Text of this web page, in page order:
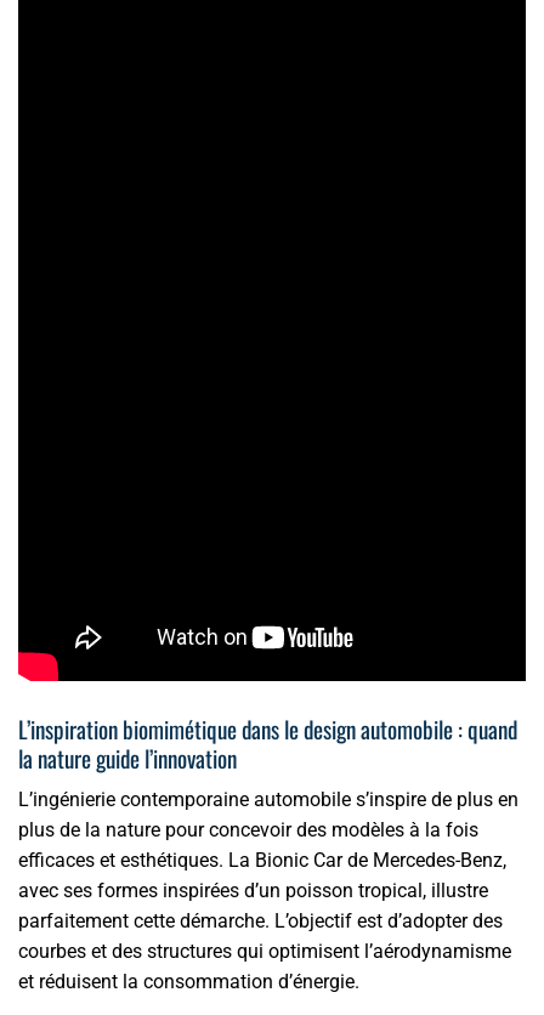
L’inspiration biomimétique dans le design automobile : quand
la nature guide l’innovation
L’ingénierie contemporaine automobile s’inspire de plus en
plus de la nature pour concevoir des modèles à la fois
efficaces et esthétiques. La Bionic Car de Mercedes-Benz,
avec ses formes inspirées d’un poisson tropical, illustre
parfaitement cette démarche. L’objectif est d’adopter des
courbes et des structures qui optimisent l’aérodynamisme
et réduisent la consommation d’énergie.